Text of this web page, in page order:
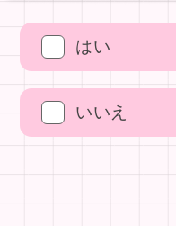
はい
いいえ